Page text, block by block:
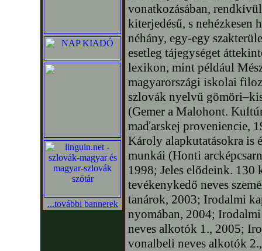
...további bannerek
vonatkozásában,
kiterjedésű, s nehézkesen
néhány, egy-egy
esetleg tájegységet
lexikon, mint például
magyarországi iskolai
szlovák nyelvű
(Gemer a Malohont.
maďarskej proveniencie,
Károly alapkutatásokra is
munkái (Honti
1998; Jeles elődeink. 130
tevékenykedő neves
tanárok, 2003; Irodalmi
nyomában, 2004;
neves alkotók 1., 2005;
vonalbeli neves alkotók